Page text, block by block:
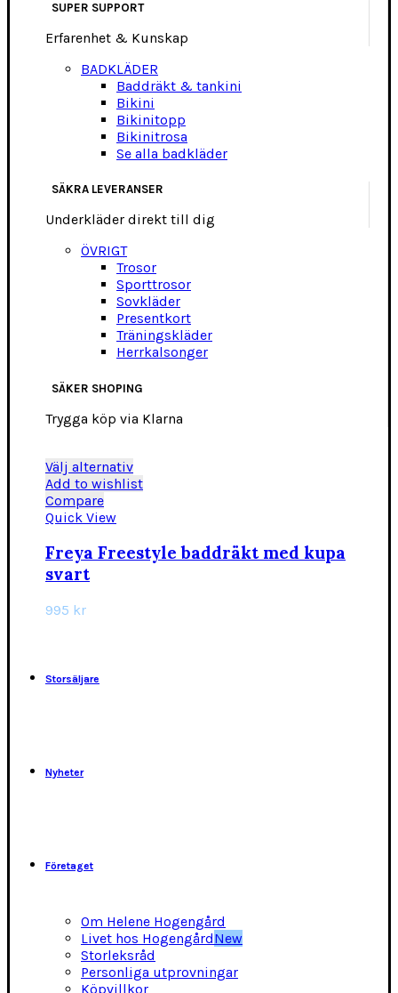
SUPER SUPPORT
Erfarenhet & Kunskap
BADKLÄDER
Baddräkt & tankini
Bikini
Bikinitopp
Bikinitrosa
Se alla badkläder
SÄKRA LEVERANSER
Underkläder direkt till dig
ÖVRIGT
Trosor
Sporttrosor
Sovkläder
Presentkort
Träningskläder
Herrkalsonger
SÄKER SHOPING
Trygga köp via Klarna
Välj alternativDen
här
varianter.
Add to wishlist
Compare
Quick View
Freya Freestyle baddräkt med kupa
svart
995 kr
Storsäljare
Nyheter
Företaget
Om Helene Hogengård
Livet hos HogengårdNew
Storleksråd
Personliga utprovningar
Köpvillkor